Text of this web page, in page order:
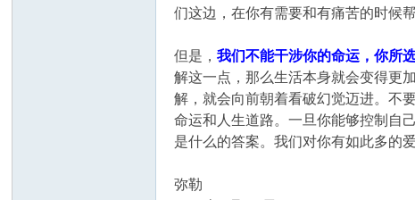
们这边，在你有需要和有痛苦的时候帮
但是，我们不能干涉你的命运，你所
解这一点，那么生活本身就会变得更
解，就会向前朝着看破幻觉迈进。不
命运和人生道路。一旦你能够控制自
是什么的答案。我们对你有如此多的
弥勒